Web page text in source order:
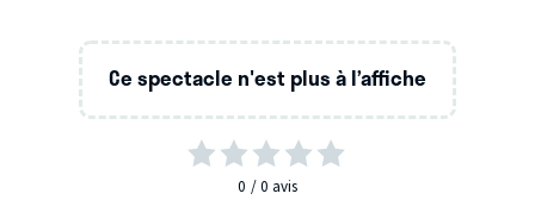
Ce spectacle n'est plus à l’affiche
0 0 avis